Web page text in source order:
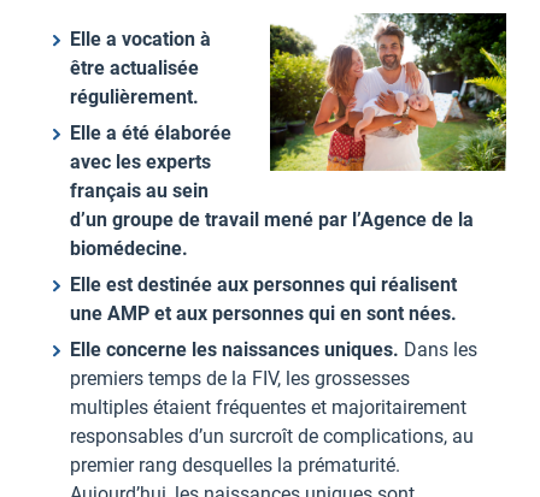
Elle a vocation à
être actualisée
régulièrement.
Elle a été élaborée
avec les experts
français au sein
d’un groupe de travail mené par l’Agence de la
biomédecine.
Elle est destinée aux personnes qui réalisent
une AMP et aux personnes qui en sont nées.
Elle concerne les naissances uniques. Dans les
premiers temps de la FIV, les grossesses
multiples étaient fréquentes et majoritairement
responsables d’un surcroît de complications, au
premier rang desquelles la prématurité.